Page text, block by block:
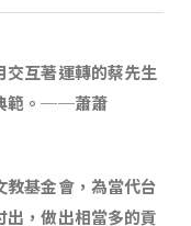
交互著運轉的蔡先生
範。──蕭蕭
教基金會，為當代台
出，做出相當多的貢